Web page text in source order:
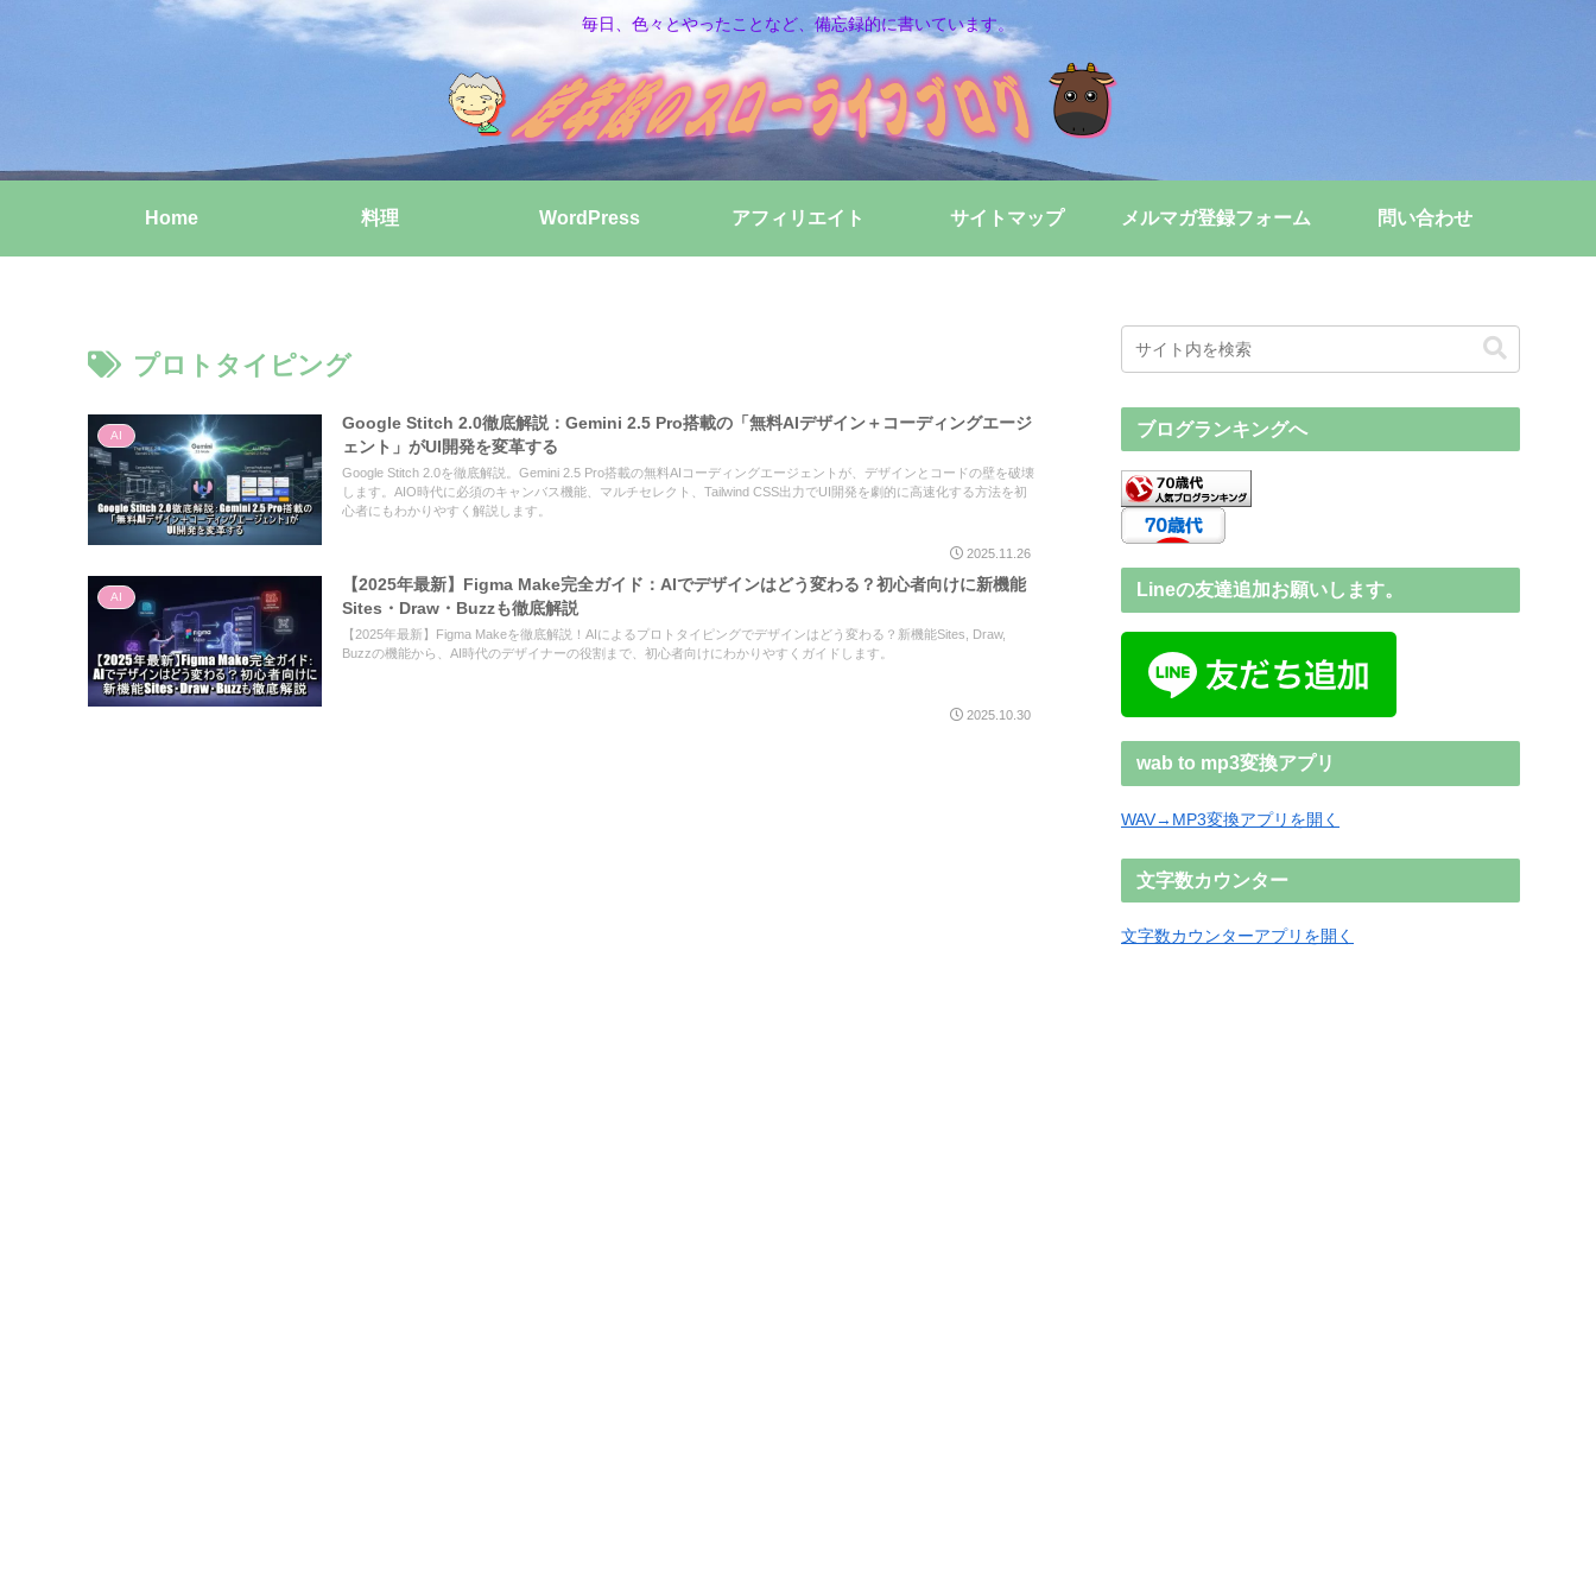
毎日、色々とやったことなど、備忘録的に書いています。
Home 料理 WordPress アフィリエイト サイトマップ メルマガ登録フォーム 問い合わせ
プロトタイピング
AI
Google Stitch 2.0徹底解説：Gemini 2.5 Pro搭載の「無料AIデザイン＋コーディングエージ
ェント」がUI開発を変革する
Google Stitch 2.0を徹底解説。Gemini 2.5 Pro搭載の無料AIコーディングエージェントが、デザインとコードの壁を破壊
します。AIO時代に必須のキャンバス機能、マルチセレクト、Tailwind CSS出力でUI開発を劇的に高速化する方法を初
心者にもわかりやすく解説します。
2025.11.26
AI
【2025年最新】Figma Make完全ガイド：AIでデザインはどう変わる？初心者向けに新機能
Sites・Draw・Buzzも徹底解説
【2025年最新】Figma Makeを徹底解説！AIによるプロトタイピングでデザインはどう変わる？新機能Sites, Draw,
Buzzの機能から、AI時代のデザイナーの役割まで、初心者向けにわかりやすくガイドします。
2025.10.30
ブログランキングへ
Lineの友達追加お願いします。
wab to mp3変換アプリ
WAV→MP3変換アプリを開く
文字数カウンター
文字数カウンターアプリを開く